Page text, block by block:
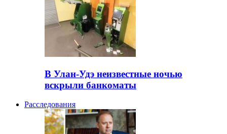
В Улан-Удэ неизвестные ночью
вскрыли банкоматы
Расследования